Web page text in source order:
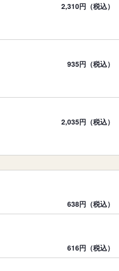
2,310円（税込）
935円（税込）
2,035円（税込）
638円（税込）
616円（税込）